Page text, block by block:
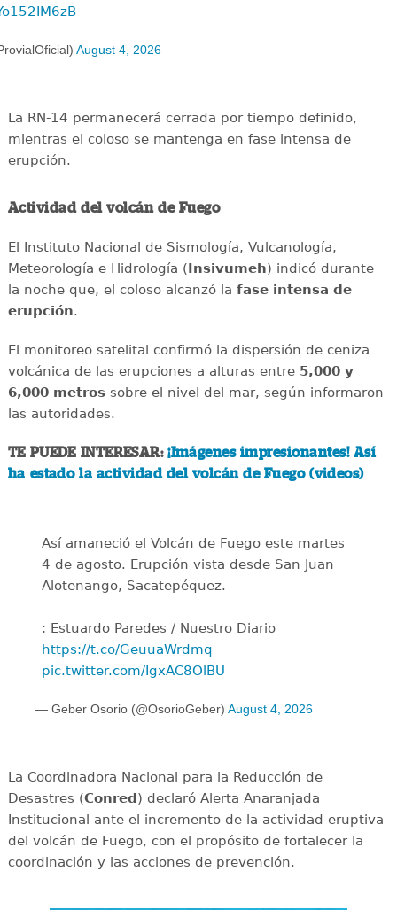
August 4, 2026
La RN-14 permanecerá cerrada por tiempo definido,
mientras el coloso se mantenga en fase intensa de
erupción.
Actividad del volcán de Fuego
El Instituto Nacional de Sismología, Vulcanología,
Meteorología e Hidrología (Insivumeh) indicó durante
la noche que, el coloso alcanzó la fase intensa de
erupción.
El monitoreo satelital confirmó la dispersión de ceniza
volcánica de las erupciones a alturas entre 5,000 y
6,000 metrossobre el nivel del mar, según informaron
las autoridades.
TE PUEDE INTERESAR:¡Imágenes impresionantes! Así
ha estado la actividad del volcán de Fuego (videos)
Así amaneció el Volcán de Fuego este martes
4 de agosto. Erupción vista desde San Juan
Alotenango, Sacatepéquez.
: Estuardo Paredes / Nuestro Diario
https://t.co/GeuuaWrdmq
pic.twitter.com/IgxAC8OlBU
— Geber Osorio (@OsorioGeber) August 4, 2026
La Coordinadora Nacional para la Reducción de
Desastres (Conred) declaró Alerta Anaranjada
Institucional ante el incremento de la actividad eruptiva
del volcán de Fuego, con el propósito de fortalecer la
coordinación y las acciones de prevención.